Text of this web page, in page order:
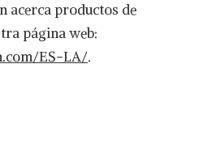
acerca productos de
página web:
ES-LA/.